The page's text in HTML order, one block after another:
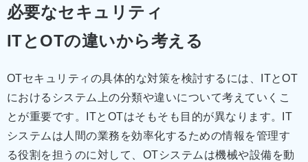
必要なセキュリティ
ITとOTの違いから考える
OTセキュリティの具体的な対策を検討するには、ITとOT
におけるシステム上の分類や違いについて考えていくこ
とが重要です。ITとOTはそもそも目的が異なります。IT
システムは人間の業務を効率化するための情報を管理す
る役割を担うのに対して、OTシステムは機械や設備を動